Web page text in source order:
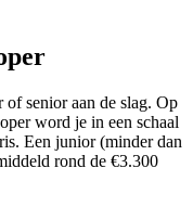
senior aan de slag. Op
word je in een schaal
Een junior (minder dan
rond de €3.300